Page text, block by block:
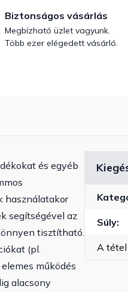
Biztonságos vásárlás
Megbízható üzlet vagyunk.
Több ezer elégedett vásárló.
és egyéb
használatakor
segítségével az
tisztítható.
(pl.
működés
alacsony
Súly:
A